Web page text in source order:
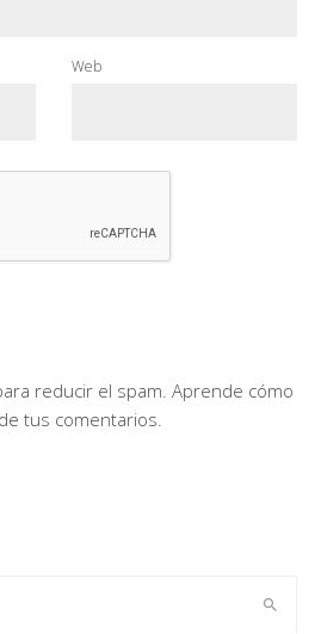
Web
reducir el spam. Aprende cómo
tus comentarios.